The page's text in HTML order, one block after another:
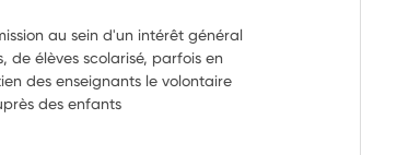
au sein d'un intérêt général
élèves scolarisé, parfois en
des enseignants le volontaire
des enfants